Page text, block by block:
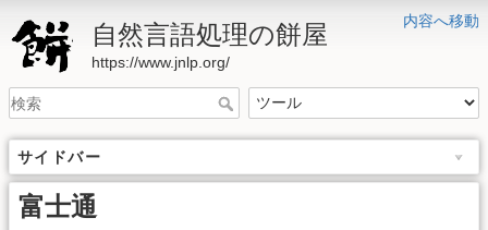
内容へ移動
自然言語処理の餅屋
https://www.jnlp.org/
サイドバー
富士通